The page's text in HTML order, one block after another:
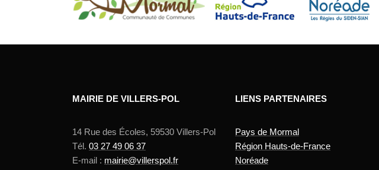
MAIRIE DE VILLERS-POL
14 Rue des Écoles, 59530 Villers-Pol
Tél. 03 27 49 06 37
E-mail : mairie@villerspol.fr
LIENS PARTENAIRES
Pays de Mormal
Région Hauts-de-France
Noréade